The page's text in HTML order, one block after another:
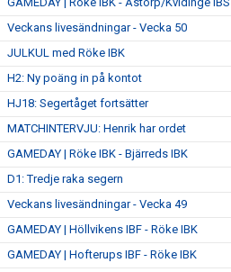
Veckans livesändningar - Vecka 50
JULKUL med Röke IBK
H2: Ny poäng in på kontot
HJ18: Segertåget fortsätter
MATCHINTERVJU: Henrik har ordet
GAMEDAY | Röke IBK - Bjärreds IBK
D1: Tredje raka segern
Veckans livesändningar - Vecka 49
GAMEDAY | Höllvikens IBF - Röke IBK
GAMEDAY | Hofterups IBF - Röke IBK